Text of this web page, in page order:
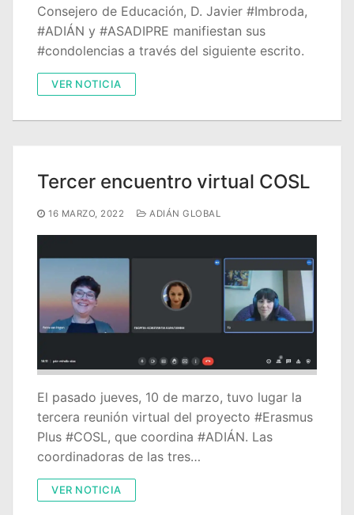
Consejero de Educación, D. Javier #Imbroda,
#ADIÁN y #ASADIPRE manifiestan sus
#condolencias a través del siguiente escrito.
VER NOTICIA
Tercer encuentro virtual COSL
16 MARZO, 2022 ADIÁN GLOBAL
El pasado jueves, 10 de marzo, tuvo lugar la
tercera reunión virtual del proyecto #Erasmus
Plus #COSL, que coordina #ADIÁN. Las
coordinadoras de las tres…
VER NOTICIA